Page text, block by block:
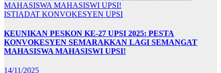
ISTIADAT KONVOKESYEN UPSI
KEUNIKAN PESKON KE-27 UPSI 2025: PESTA
KONVOKESYEN SEMARAKKAN LAGI SEMANGAT
MAHASISWA MAHASISWI UPSI!
14/11/2025